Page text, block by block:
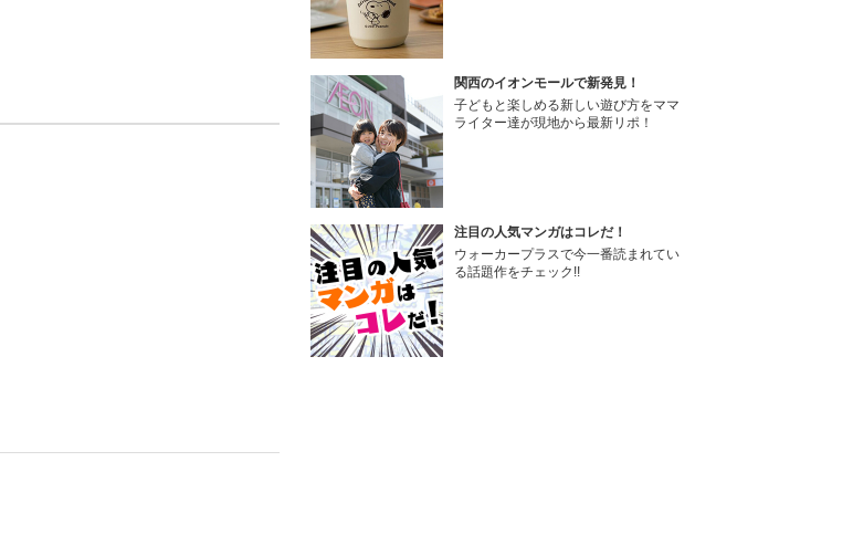
関西のイオンモールで新発見！
子どもと楽しめる新しい遊び方をママ
ライター達が現地から最新リポ！
注目の人気マンガはコレだ！
ウォーカープラスで今一番読まれてい
る話題作をチェック!!